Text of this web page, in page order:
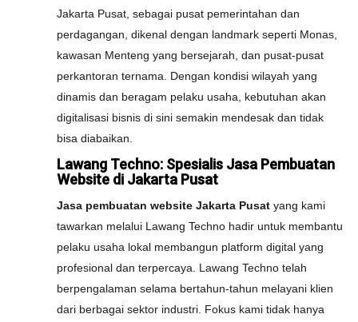
Jakarta Pusat, sebagai pusat pemerintahan dan
perdagangan, dikenal dengan landmark seperti Monas,
kawasan Menteng yang bersejarah, dan pusat-pusat
perkantoran ternama. Dengan kondisi wilayah yang
dinamis dan beragam pelaku usaha, kebutuhan akan
digitalisasi bisnis di sini semakin mendesak dan tidak
bisa diabaikan.
Lawang Techno: Spesialis Jasa Pembuatan
Website di Jakarta Pusat
Jasa pembuatan website Jakarta Pusat yang kami
tawarkan melalui Lawang Techno hadir untuk membantu
pelaku usaha lokal membangun platform digital yang
profesional dan terpercaya. Lawang Techno telah
berpengalaman selama bertahun-tahun melayani klien
dari berbagai sektor industri. Fokus kami tidak hanya